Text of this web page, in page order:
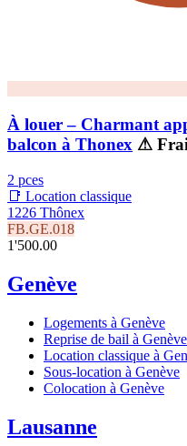
À louer – Charmant
balcon à Thonex ⚠
2 pces
📑 Location classique
1226 Thônex
FB.GE.018
1'500.00
Genève
Logements à Genève
Reprise de bail à Genève
Location classique à
Sous-location à Genève
Colocation à Genève
Lausanne